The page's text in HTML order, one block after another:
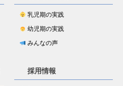
乳児期の実践
幼児期の実践
みんなの声
採用情報